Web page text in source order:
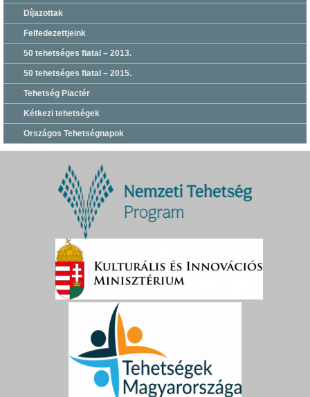
Díjazottak
Felfedezettjeink
50 tehetséges fiatal – 2013.
50 tehetséges fiatal – 2015.
Tehetség Piactér
Kétkezi tehetségek
Országos Tehetségnapok